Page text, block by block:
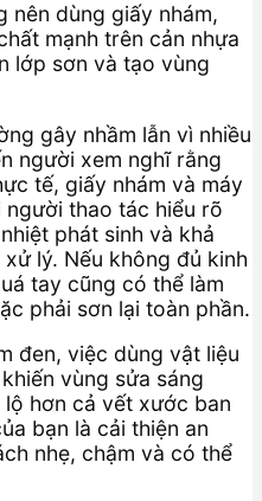
nên dùng giấy nhám,
mạnh trên cản nhựa
lớp sơn và tạo vùng
gây nhầm lẫn vì nhiều
người xem nghĩ rằng
tế, giấy nhám và máy
thao tác hiểu rõ
phát sinh và khả
lý. Nếu không đủ kinh
tay cũng có thể làm
phải sơn lại toàn phần.
đen, việc dùng vật liệu
vùng sửa sáng
hơn cả vết xước ban
bạn là cải thiện an
nhẹ, chậm và có thể